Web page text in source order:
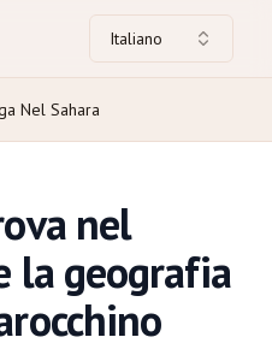
Italiano
Nel Sahara
nel
la geografia